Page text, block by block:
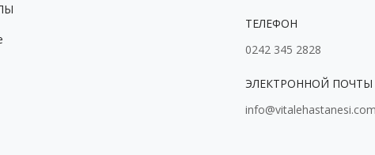
ТЕЛЕФОН
0242 345 2828
ЭЛЕКТРОННОЙ ПОЧТЫ
info@vitalehastanesi.com